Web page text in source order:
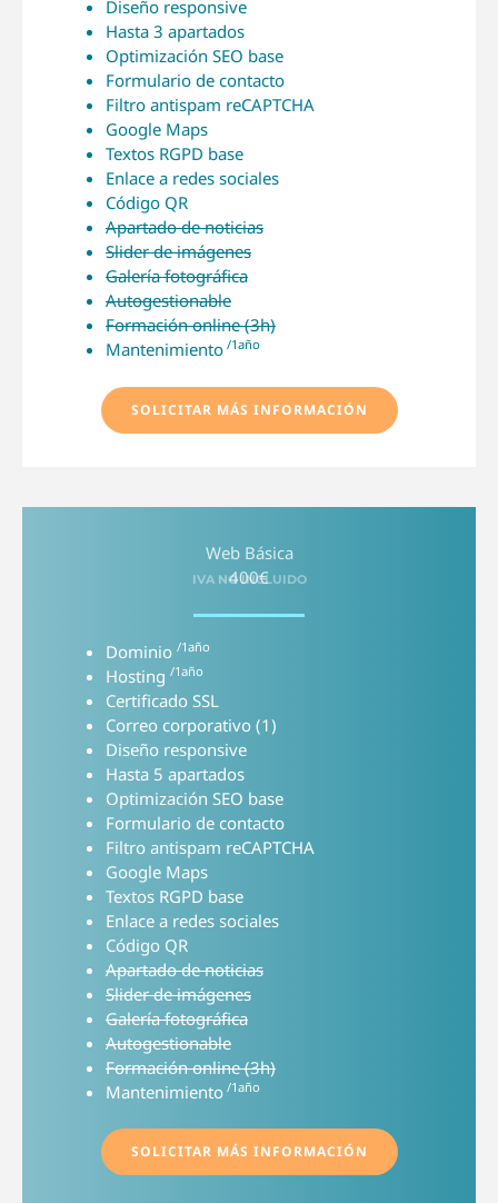
Diseño responsive
Hasta 3 apartados
Optimización SEO base
Formulario de contacto
Filtro antispam reCAPTCHA
Google Maps
Textos RGPD base
Enlace a redes sociales
Código QR
Apartado de noticias
Slider de imágenes
Galería fotográfica
Autogestionable
Formación online (3h)
Mantenimiento /1año
SOLICITAR MÁS INFORMACIÓN
Web Básica
400€
IVA NO INCLUIDO
Dominio /1año
Hosting /1año
Certificado SSL
Correo corporativo (1)
Diseño responsive
Hasta 5 apartados
Optimización SEO base
Formulario de contacto
Filtro antispam reCAPTCHA
Google Maps
Textos RGPD base
Enlace a redes sociales
Código QR
Apartado de noticias
Slider de imágenes
Galería fotográfica
Autogestionable
Formación online (3h)
Mantenimiento /1año
SOLICITAR MÁS INFORMACIÓN